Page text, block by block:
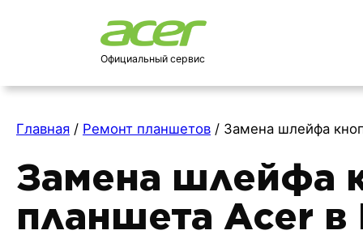
Официальный сервис
Главная / Ремонт планшетов / Замена шлейфа
Замена шлейфа
планшета Acer в